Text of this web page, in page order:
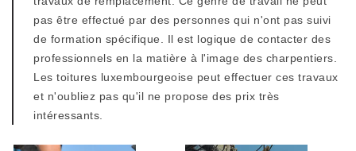
pas être effectué par des personnes qui n'ont pas suivi
de formation spécifique. Il est logique de contacter des
professionnels en la matière à l'image des charpentiers.
Les toitures luxembourgeoise peut effectuer ces travaux
et n'oubliez pas qu'il ne propose des prix très
intéressants.